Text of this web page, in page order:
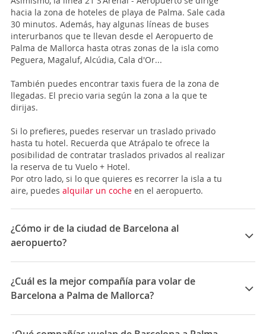
hacia la zona de hoteles de playa de Palma. Sale cada
30 minutos. Además, hay algunas líneas de buses
interurbanos que te llevan desde el Aeropuerto de
Palma de Mallorca hasta otras zonas de la isla como
Peguera, Magaluf, Alcúdia, Cala d'Or...
También puedes encontrar taxis fuera de la zona de
llegadas. El precio varia según la zona a la que te
dirijas.
Si lo prefieres, puedes reservar un traslado privado
hasta tu hotel. Recuerda que Atrápalo te ofrece la
posibilidad de contratar traslados privados al realizar
la reserva de tu Vuelo + Hotel.
Por otro lado, si lo que quieres es recorrer la isla a tu
aire, puedes alquilar un coche en el aeropuerto.
¿Cómo ir de la ciudad de Barcelona al
aeropuerto?
Si estás planeando viajar en avión hasta Barcelona
debes tener en cuenta que el aeropuerto de la ciudad
está en la localidad anexa deEl Prat de Llobregat
unos 20 Km de distancia. Dicho aeropuerto, consta de
¿Cuál es la mejor compañía para volar de
Barcelona a Palma de Mallorca?
Las mejores compañías para viajar entre Barcelona y
Palma de Mallorca son: Air Europa, Vueling, Ryanair,